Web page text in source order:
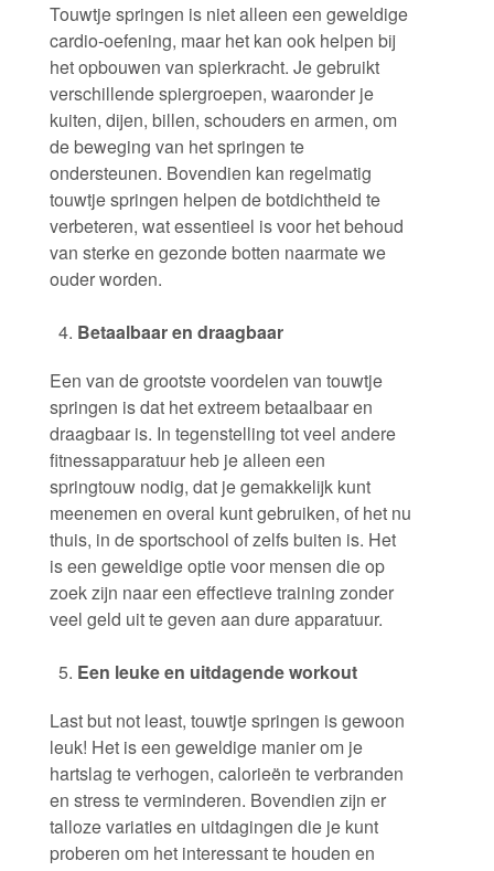
Touwtje springen is niet alleen een geweldige
cardio-oefening, maar het kan ook helpen bij
het opbouwen van spierkracht. Je gebruikt
verschillende spiergroepen, waaronder je
kuiten, dijen, billen, schouders en armen, om
de beweging van het springen te
ondersteunen. Bovendien kan regelmatig
touwtje springen helpen de botdichtheid te
verbeteren, wat essentieel is voor het behoud
van sterke en gezonde botten naarmate we
ouder worden.
Betaalbaar en draagbaar
Een van de grootste voordelen van touwtje
springen is dat het extreem betaalbaar en
draagbaar is. In tegenstelling tot veel andere
fitnessapparatuur heb je alleen een
springtouw nodig, dat je gemakkelijk kunt
meenemen en overal kunt gebruiken, of het nu
thuis, in de sportschool of zelfs buiten is. Het
is een geweldige optie voor mensen die op
zoek zijn naar een effectieve training zonder
veel geld uit te geven aan dure apparatuur.
Een leuke en uitdagende workout
Last but not least, touwtje springen is gewoon
leuk! Het is een geweldige manier om je
hartslag te verhogen, calorieën te verbranden
en stress te verminderen. Bovendien zijn er
talloze variaties en uitdagingen die je kunt
proberen om het interessant te houden en